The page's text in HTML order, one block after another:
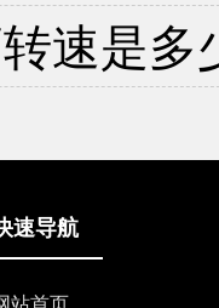
速是多
速导航